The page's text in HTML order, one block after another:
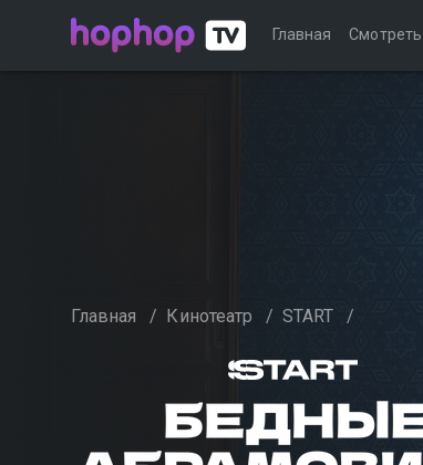
Главная
Главная / Кинотеатр / START /